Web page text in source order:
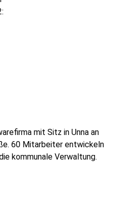
mit Sitz in Unna an
60 Mitarbeiter entwickeln
kommunale Verwaltung.